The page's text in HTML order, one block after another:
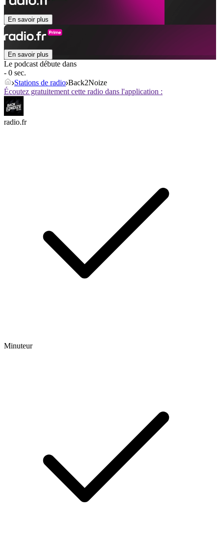
En savoir plus
En savoir plus
Le podcast débute dans
- 0 sec.
Stations de radio Back2Noize
Écoutez gratuitement cette radio dans l'application :
radio.fr
Minuteur